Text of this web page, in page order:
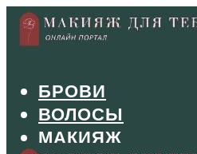
БРОВИ
ВОЛОСЫ
МАКИЯЖ